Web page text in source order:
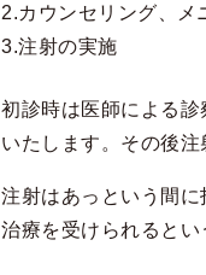
2.カウンセリング、メ
3.注射の実施
初診時は医師による
いたします。その後注
注射はあっという間
治療を受けられるとい